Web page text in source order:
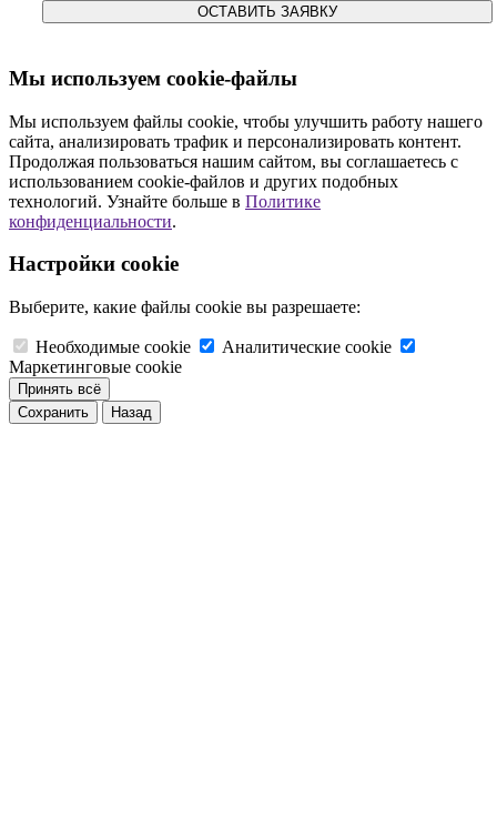
ОСТАВИТЬ ЗАЯВКУ
Мы используем cookie-файлы
Мы используем файлы cookie, чтобы улучшить работу нашего
сайта, анализировать трафик и персонализировать контент.
Продолжая пользоваться нашим сайтом, вы соглашаетесь с
использованием cookie-файлов и других подобных
технологий. Узнайте больше в Политике
конфиденциальности.
Настройки cookie
Выберите, какие файлы cookie вы разрешаете:
Необходимые cookie
Аналитические cookie
Маркетинговые cookie
Принять всё
Сохранить
Назад